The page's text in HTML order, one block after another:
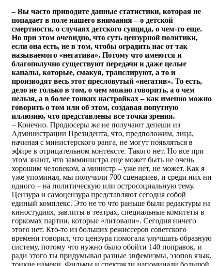
– Вы часто приводите данные статистики, которая не
попадает в поле нашего внимания – о детской
смертности, о случаях детского суицида, о чем-то еще.
Но при этом очевидно, что суть цензурной политики,
если она есть, не в том, чтобы оградить нас от так
называемого «негатива». Потому что имеются и
благополучно существуют передачи и даже целые
каналы, которые, смакуя, транслируют, а то и
производят весь этот пресловутый «негатив». То есть,
дело не только в том, о чем можно говорить, а о чем
нельзя, а в более тонких настройках – как именно можно
говорить о том или об этом, создавая попутную
иллюзию, что представлены все точки зрения.
– Конечно. Продюсеры же не получают депеши из
Администрации Президента, что, предположим, лица,
начиная с министерского ранга, не могут появляться в
эфире в отрицательном контексте. Такого нет. Но все при
этом знают, что замминистра еще может быть не очень
хорошим человеком, а министр – уже нет, не может. Как я
уже упоминал, мы получили 700 сценариев, и среди них ни
одного – на политическую или остросоциальную тему.
Цензура и самоцензура представляют сегодня собой
единый комплекс. Это не то что раньше были редактуры на
киностудиях, завлиты в театрах, специальные комитеты в
горкомах партии, которые «литовали». Сегодня ничего
этого нет. Кто-то из больших режиссеров советского
времени говорил, что цензура помогала улучшать образную
систему, потому что нужно было обойти 140 поправок, и
ради этого ты придумывал разные эвфемизмы, эзопов язык,